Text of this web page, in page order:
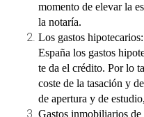
momento de elevar la
la notaría.
Los gastos hipotecarios
España los gastos
te da el crédito. Por lo
coste de la tasación y
de apertura y de
Gastos inmobiliarios de